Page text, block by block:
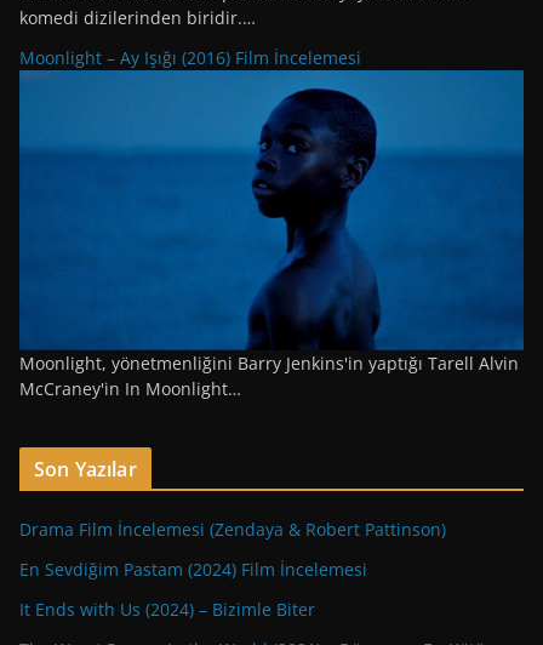
komedi dizilerinden biridir.…
Moonlight – Ay Işığı (2016) Film İncelemesi
Moonlight, yönetmenliğini Barry Jenkins'in yaptığı Tarell Alvin
McCraney'in In Moonlight…
Son Yazılar
Drama Film İncelemesi (Zendaya & Robert Pattinson)
En Sevdiğim Pastam (2024) Film İncelemesi
It Ends with Us (2024) – Bizimle Biter